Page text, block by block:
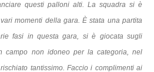
questi palloni alti. La squadra si è
momenti della gara. È stata una partita
fasi in questa gara, si è giocata sugli
campo non idoneo per la categoria, nel
tantissimo. Faccio i complimenti ai